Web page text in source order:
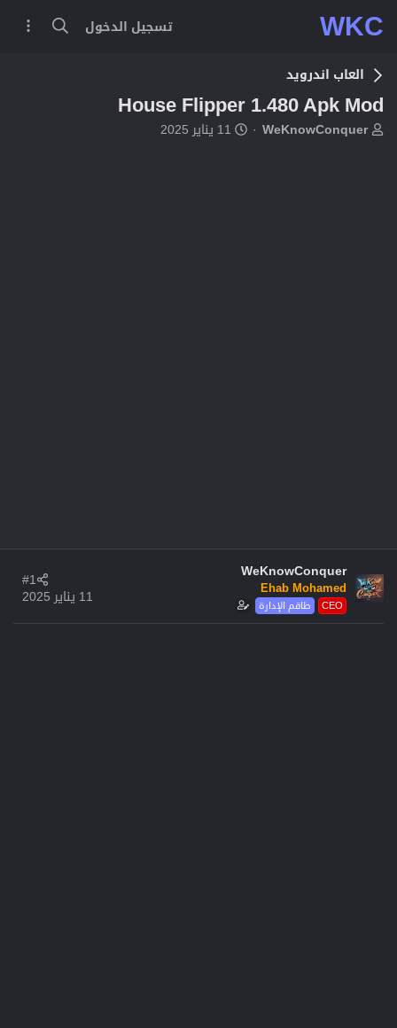
WKC تسجيل الدخول
العاب اندرويد
House Flipper 1.480 Apk Mod
بWeKnowConquer
ت11 يناير 2025
WeKnowConquer
Ehab Mohamed
طاقم الإدارة CEO
11 يناير 2025
#1